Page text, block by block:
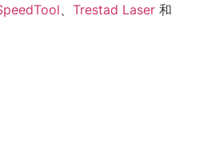
、 Trestad Laser 和